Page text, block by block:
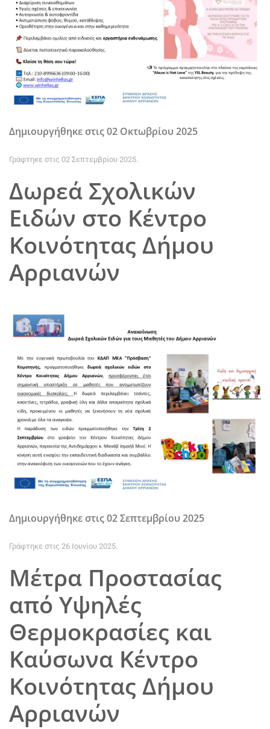
Δημιουργήθηκε στις02 Οκτωβρίου 2025
Γράφτηκε στις 02 Σεπτεμβρίου 2025.
Δωρεά Σχολικών
Ειδών στο Κέντρο
Κοινότητας Δήμου
Αρριανών
Δημιουργήθηκε στις02 Σεπτεμβρίου 2025
Γράφτηκε στις 26 Ιουνίου 2025.
Μέτρα Προστασίας
από Υψηλές
Θερμοκρασίες και
Καύσωνα Κέντρο
Κοινότητας Δήμου
Αρριανών